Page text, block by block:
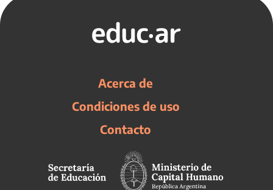
Acerca de
Condiciones de uso
Contacto